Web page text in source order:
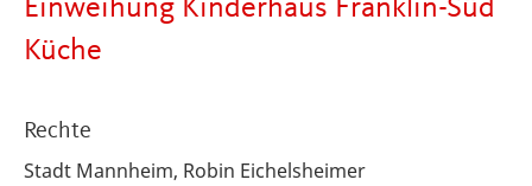
Einweihung Kinderhaus Franklin-Süd
Küche
Rechte
Stadt Mannheim, Robin Eichelsheimer